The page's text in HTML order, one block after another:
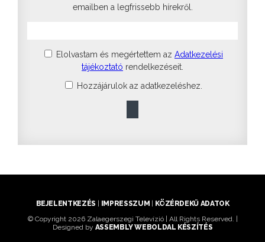
emailben a legfrissebb hírekről.
Elolvastam és megértettem az Adatkezelési
tájékoztató rendelkezéseit.
Hozzájárulok az adatkezeléshez.
BEJELENTKEZÉS | IMPRESSZUM | KÖZÉRDEKŰ ADATOK
© Copyright 2026 Zalaegerszegi Televízió | All Rights Reserved. |
Designed by ASSEMBLY WEBOLDAL KÉSZÍTÉS